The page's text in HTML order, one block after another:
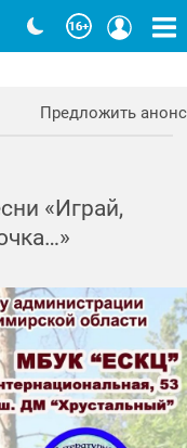
Предложить анонс
«Играй,